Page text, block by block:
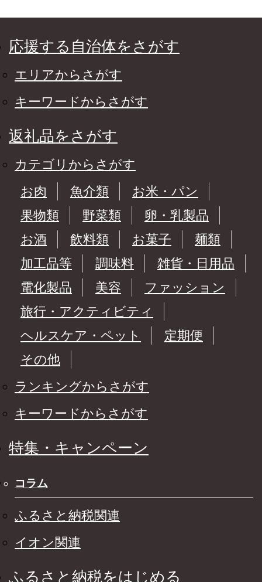
応援する自治体をさがす
エリアからさがす
キーワードからさがす
返礼品をさがす
カテゴリからさがす
お肉
魚介類
お米・パン
果物類
野菜類
卵・乳製品
お酒
飲料類 お菓子
麺類
加工品等
調味料
雑貨・日用品
電化製品
美容
ファッション
旅行・アクティビティ
ヘルスケア・ペット
定期便
その他
ランキングからさがす
キーワードからさがす
特集・キャンペーン
コラム
ふるさと納税関連
イオン関連
ふるさと納税をはじめる